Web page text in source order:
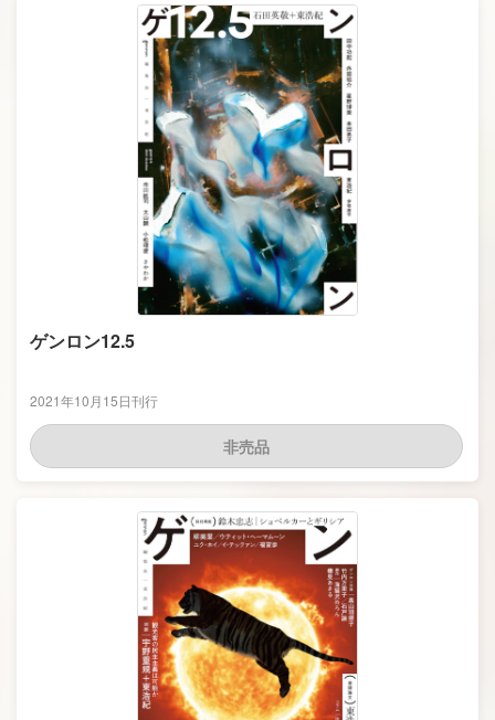
ゲンロン12.5
2021年10月15日刊行
非売品